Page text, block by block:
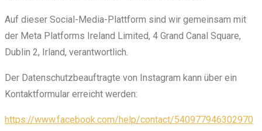
Auf dieser Social-Media-Plattform sind wir gemeinsam mit
der Meta Platforms Ireland Limited, 4 Grand Canal Square,
Dublin 2, Irland, verantwortlich.
Der Datenschutzbeauftragte von Instagram kann über ein
Kontaktformular erreicht werden:
https://www.facebook.com/help/contact/540977946302970